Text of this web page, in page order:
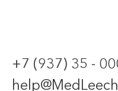
+7 (937) 35 -